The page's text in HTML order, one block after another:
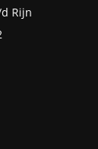
Rijn